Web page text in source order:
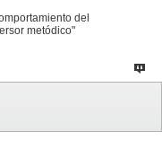
del
metódico"